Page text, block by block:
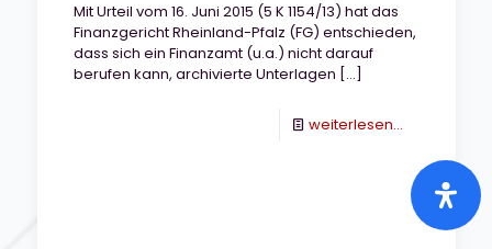
Mit Urteil vom 16. Juni 2015 (5 K 1154/13) hat das
Finanzgericht Rheinland-Pfalz (FG) entschieden,
dass sich ein Finanzamt (u.a.) nicht darauf
berufen kann, archivierte Unterlagen […]
weiterlesen...-
Vernichtung
von
Akten